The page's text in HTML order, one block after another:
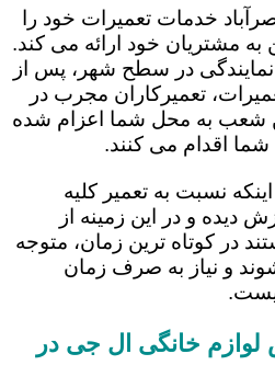
خدمات تعمیرات خود را
به مشتریان خود ارائه می کند.
در سطح شهر، پس از
تعمیرکاران مجرب در
شعب به محل شما اعزام شده
اقدام می کنند.
نسبت به تعمیر کلیه
دیده و در این زمینه از
در کوتاه ترین زمان، متوجه
و نیاز به صرف زمان
خانگی ال جی در